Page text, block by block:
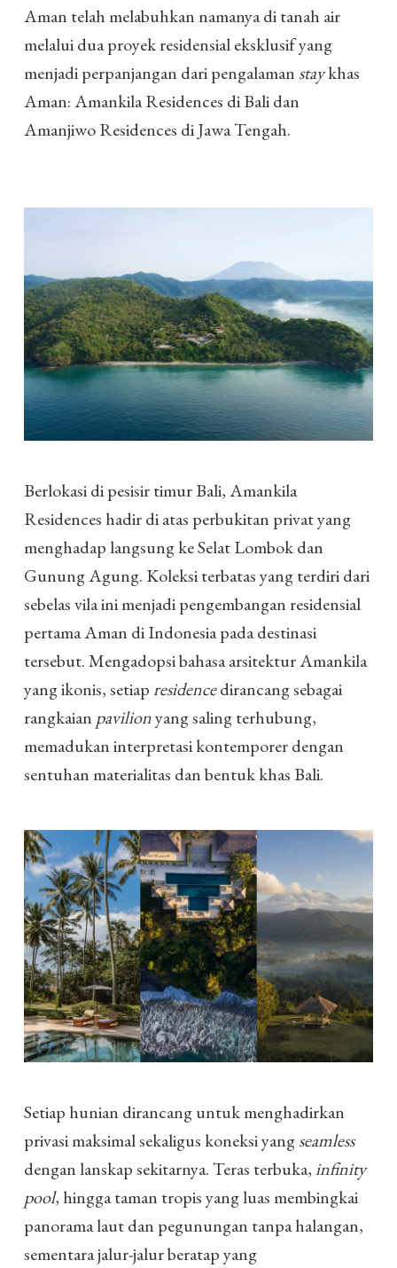
Aman telah melabuhkan namanya di tanah air
melalui dua proyek residensial eksklusif yang
menjadi perpanjangan dari pengalaman staykhas
Aman: Amankila Residences di Bali dan
Amanjiwo Residences di Jawa Tengah.
Berlokasi di pesisir timur Bali, Amankila
Residences hadir di atas perbukitan privat yang
menghadap langsung ke Selat Lombok dan
Gunung Agung. Koleksi terbatas yang terdiri dari
sebelas vila ini menjadi pengembangan residensial
pertama Aman di Indonesia pada destinasi
tersebut. Mengadopsi bahasa arsitektur Amankila
yang ikonis, setiapresidencedirancang sebagai
rangkaian pavilionyang saling terhubung,
memadukan interpretasi kontemporer dengan
sentuhan materialitas dan bentuk khas Bali.
Setiap hunian dirancang untuk menghadirkan
privasi maksimal sekaligus koneksi yangseamless
dengan lanskap sekitarnya. Teras terbuka,infinity
pool, hingga taman tropis yang luas membingkai
panorama laut dan pegunungan tanpa halangan,
sementara jalur-jalur beratap yang